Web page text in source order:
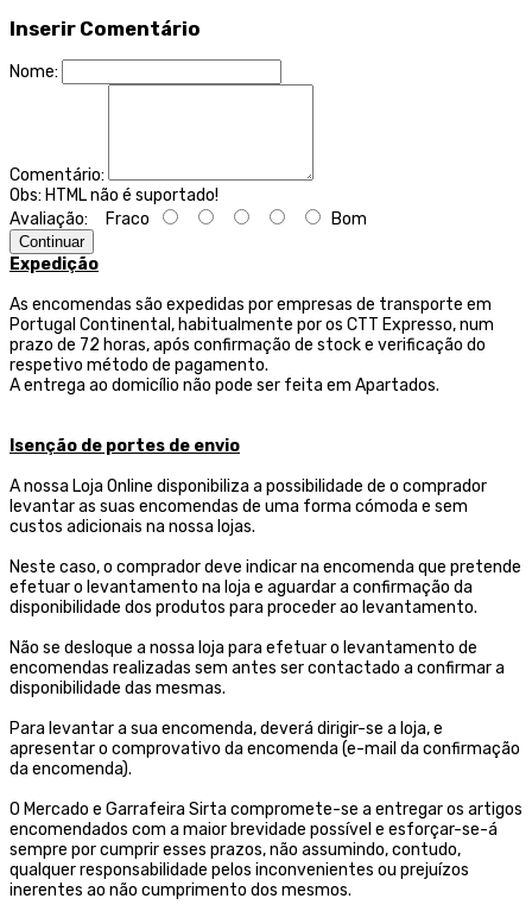
Inserir Comentário
Nome:
Comentário:
Obs: HTML não é suportado!
Avaliação: Fraco Bom
Continuar
Expedição
As encomendas são expedidas por empresas de transporte em
Portugal Continental, habitualmente por os CTT Expresso,num
prazo de 72 horas, após confirmação de stock e verificação do
respetivo método de pagamento.
A entrega ao domicílio não pode ser feita em Apartados.
Isenção de portes de envio
A nossa Loja Online disponibiliza a possibilidade de o comprador
levantar as suas encomendas de uma forma cómoda e sem
custos adicionais na nossa lojas.
Neste caso, o comprador deve indicar na encomenda que pretende
efetuar o levantamento na loja e aguardar a confirmação da
disponibilidade dos produtos para proceder ao levantamento.
Não se desloque a nossa loja para efetuar o levantamento de
encomendas realizadas sem antes ser contactado a confirmar a
disponibilidade das mesmas.
Para levantar a sua encomenda, deverá dirigir-se a loja, e
apresentar o comprovativo da encomenda (e-mail da confirmação
da encomenda).
O Mercado e Garrafeira Sirta compromete-se a entregar os artigos
encomendados com a maior brevidade possível e esforçar-se-á
sempre por cumprir esses prazos, não assumindo, contudo,
qualquer responsabilidade pelos inconvenientes ou prejuízos
inerentes ao não cumprimento dos mesmos.